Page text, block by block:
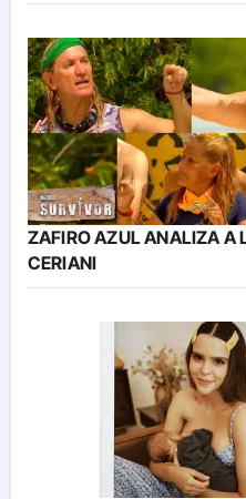
ZAFIRO AZUL ANALIZA A
CERIANI